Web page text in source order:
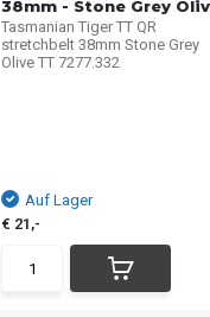
38mm - Stone Grey
Tasmanian Tiger TT QR
stretchbelt 38mm Stone Grey
Olive TT 7277.332
Auf Lager
€ 21,-